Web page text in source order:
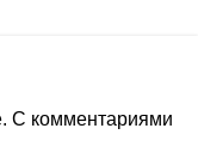
С комментариями